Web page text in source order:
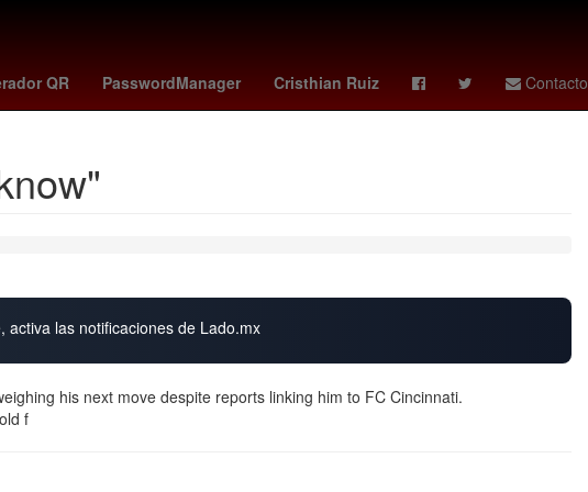
QR PasswordManager Cristhian Ruiz Contacto
city fc Propiedad privada gideon mensah america hoy
las notificaciones de Lado.mx
his next move despite reports linking him to FC Cincinnati.
f